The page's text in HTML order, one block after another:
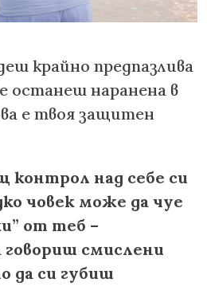
крайно предпазлива
останеш наранена в
е твоя защитен
над себе си
човек може да чуе
от теб –
смислени
да си губиш